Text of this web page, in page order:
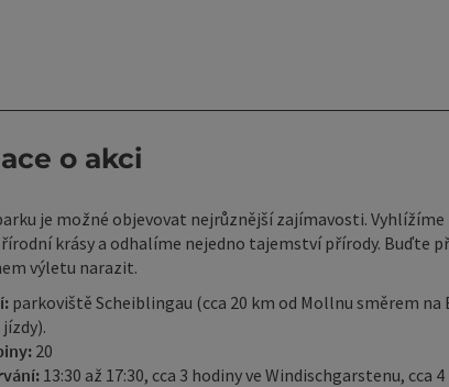
o akci
je možné objevovat nejrůznější zajímavosti.
krásy a odhalíme nejedno tajemství přírody. Buďte
výletu narazit.
parkoviště Scheiblingau (cca 20 km od Mollnu směrem
20
13:30 až 17:30, cca 3 hodiny ve Windischgarstenu, cca